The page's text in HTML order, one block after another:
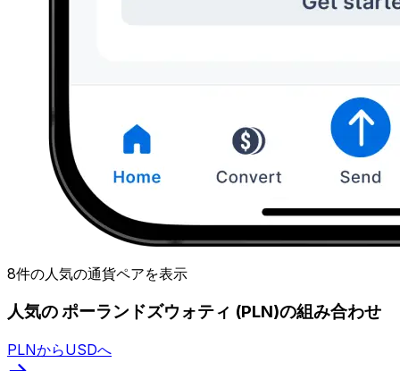
8件の人気の通貨ペアを表示
人気の ポーランドズウォティ (PLN)の組み合わせ
PLNからUSDへ